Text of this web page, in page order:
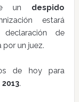
un despido
estará
de
un juez.
de hoy para
.